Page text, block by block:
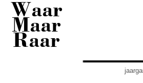
Waar
Maar
Raar